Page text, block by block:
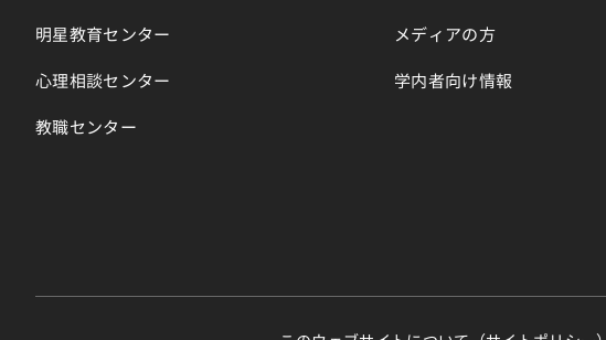
明星教育センター
心理相談センター
教職センター
メディアの方
学内者向け情報